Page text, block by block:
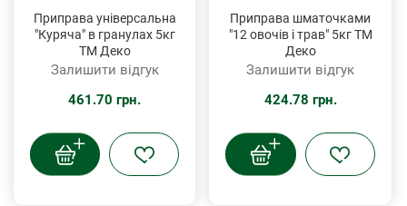
Приправа універсальна
"Куряча" в гранулах 5кг
ТМ Деко
Залишити відгук
461.70 грн.
Приправа шматочками
"12 овочів і трав" 5кг ТМ
Деко
Залишити відгук
424.78 грн.